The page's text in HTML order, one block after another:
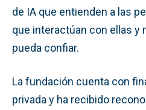
de IA que entienden a las
que interactúan con ellas y
pueda confiar.
La fundación cuenta con
privada y ha recibido